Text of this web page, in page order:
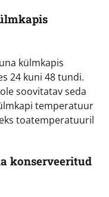
külmkapis
24 kuni 48 tundi.
soovitatav seda
temperatuur
toatemperatuuril
konserveeritud